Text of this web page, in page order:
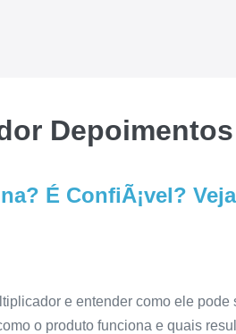
Depoimentos
É ConfiÃ¡vel?
e entender como ele pode
o produto funciona e quais